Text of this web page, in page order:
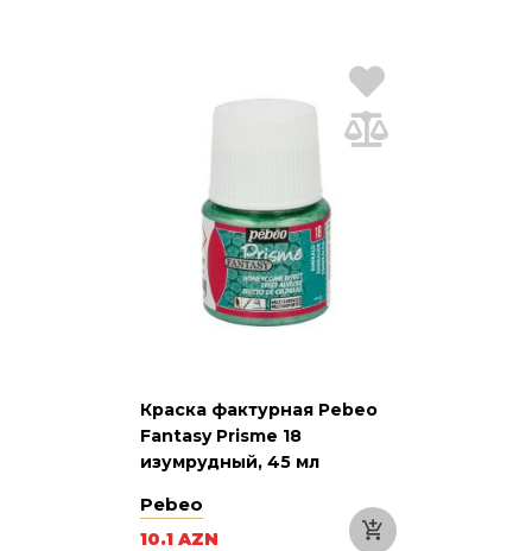
Краска фактурная Pebeo
Fantasy Prisme 18
изумрудный, 45 мл
Pebeo
10.1 AZN